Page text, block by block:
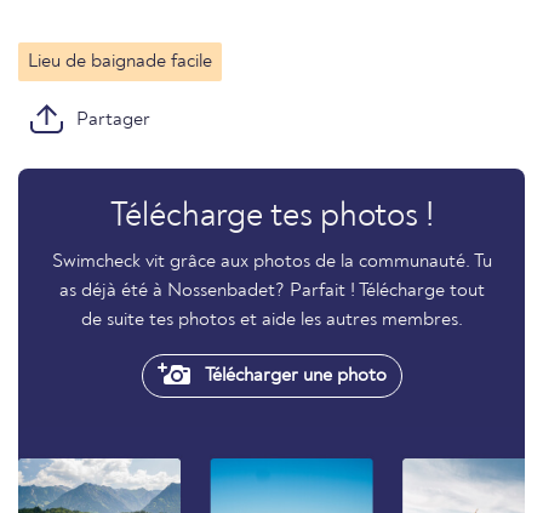
Lieu de baignade facile
Partager
Télécharge tes photos !
Swimcheck vit grâce aux photos de la communauté. Tu
as déjà été à Nossenbadet? Parfait ! Télécharge tout
de suite tes photos et aide les autres membres.
Télécharger une photo